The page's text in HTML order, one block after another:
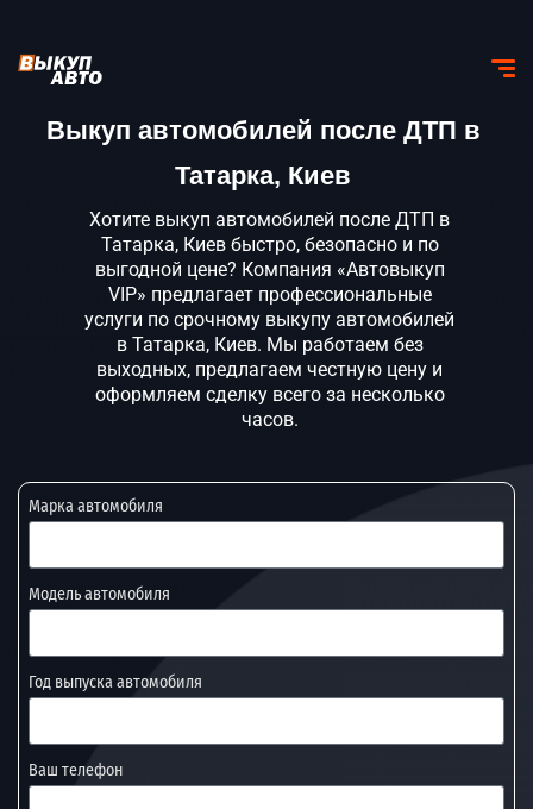
Выкуп автомобилей после ДТП в
Татарка, Киев
Хотите выкуп автомобилей после ДТП в
Татарка, Киев быстро, безопасно и по
выгодной цене? Компания «Автовыкуп
VIP» предлагает профессиональные
услуги по срочному выкупу автомобилей
в Татарка, Киев. Мы работаем без
выходных, предлагаем честную цену и
оформляем сделку всего за несколько
часов.
Марка автомобиля
Модель автомобиля
Год выпуска автомобиля
Ваш телефон